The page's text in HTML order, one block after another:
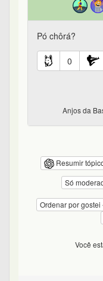
Pó chôrá?
0
Anjos da
Resumir
Só
Ordenar por gostei
Você